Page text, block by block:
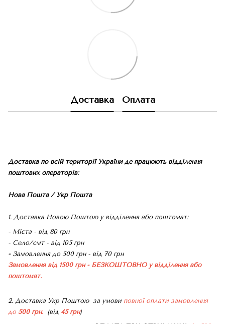
Доставка Оплата
Доставка по всій території України де працюють відділення
поштових операторів:
Нова Пошта / Укр Пошта
1. Доставка Новою Поштою у відділення або поштомат:
- Міста - від 80 грн
- Село/смт - від 105 грн
-Замовлення до 500 грн - від 70 грн
Замовлення від 1500 грн - БЕЗКОШТОВНО у відділення або
поштомат.
2. Доставка Укр Поштою за умови повної оплати замовлення
до 500 грн. (від 45 грн)